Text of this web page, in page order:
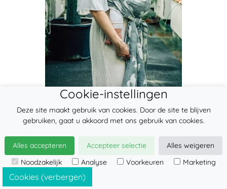
Geweven draagdoek, Maat Maat 4 (XS
- 3,6 m), BIRDY - WHITE NOISE
136.37 €
toevoegen
Cookies (verbergen)
Cookie-instellingen
Deze site maakt gebruik van cookies. Door de site te blijven
gebruiken, gaat u akkoord met ons gebruik van cookies.
Alles accepteren Accepteer selectie
Alles weigeren
Noodzakelijk
Analyse Voorkeuren Marketing